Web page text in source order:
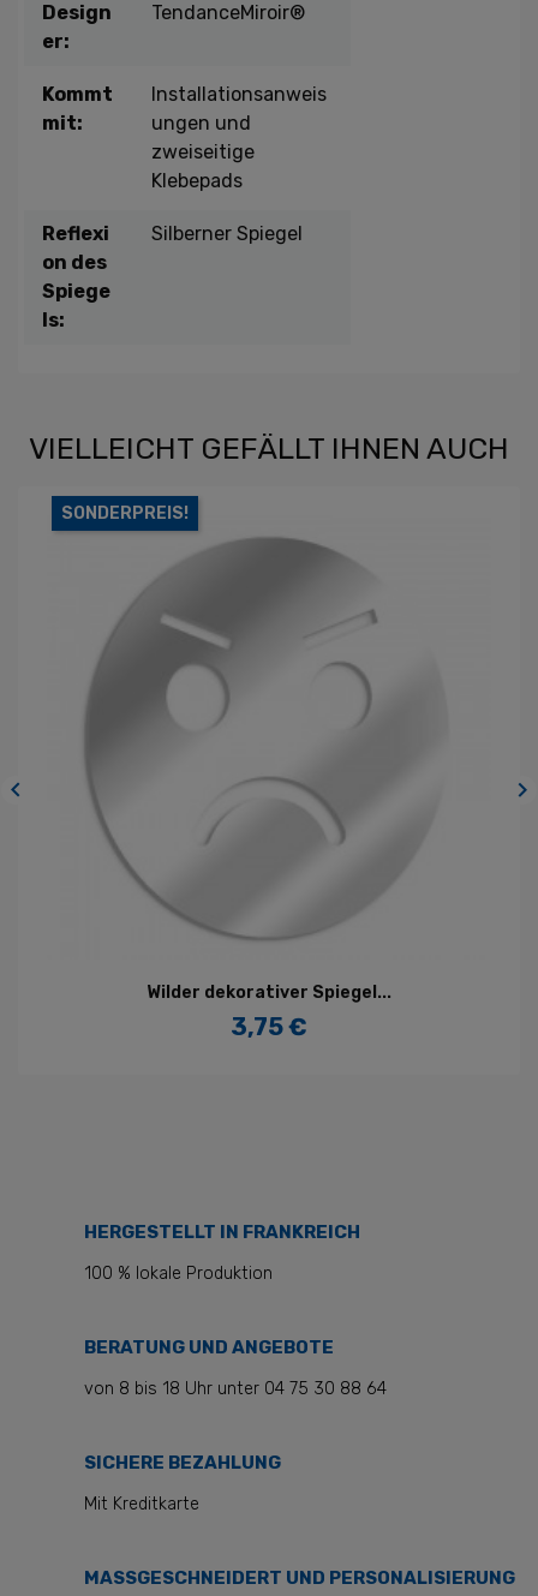
Design
er:
TendanceMiroir®
Kommt
mit:
Installationsanweis
ungen und
zweiseitige
Klebepads
Reflexi
on des
Spiege
ls:
Silberner Spiegel
VIELLEICHT GEFÄLLT IHNEN AUCH

Wilder dekorativer Spiegel...
Preis
3,75 €
SONDERPREIS!

HERGESTELLT IN FRANKREICH
100 % lokale Produktion
BERATUNG UND ANGEBOTE
von 8 bis 18 Uhr unter 04 75 30 88 64
SICHERE BEZAHLUNG
Mit Kreditkarte
MASSGESCHNEIDERT UND PERSONALISIERUNG